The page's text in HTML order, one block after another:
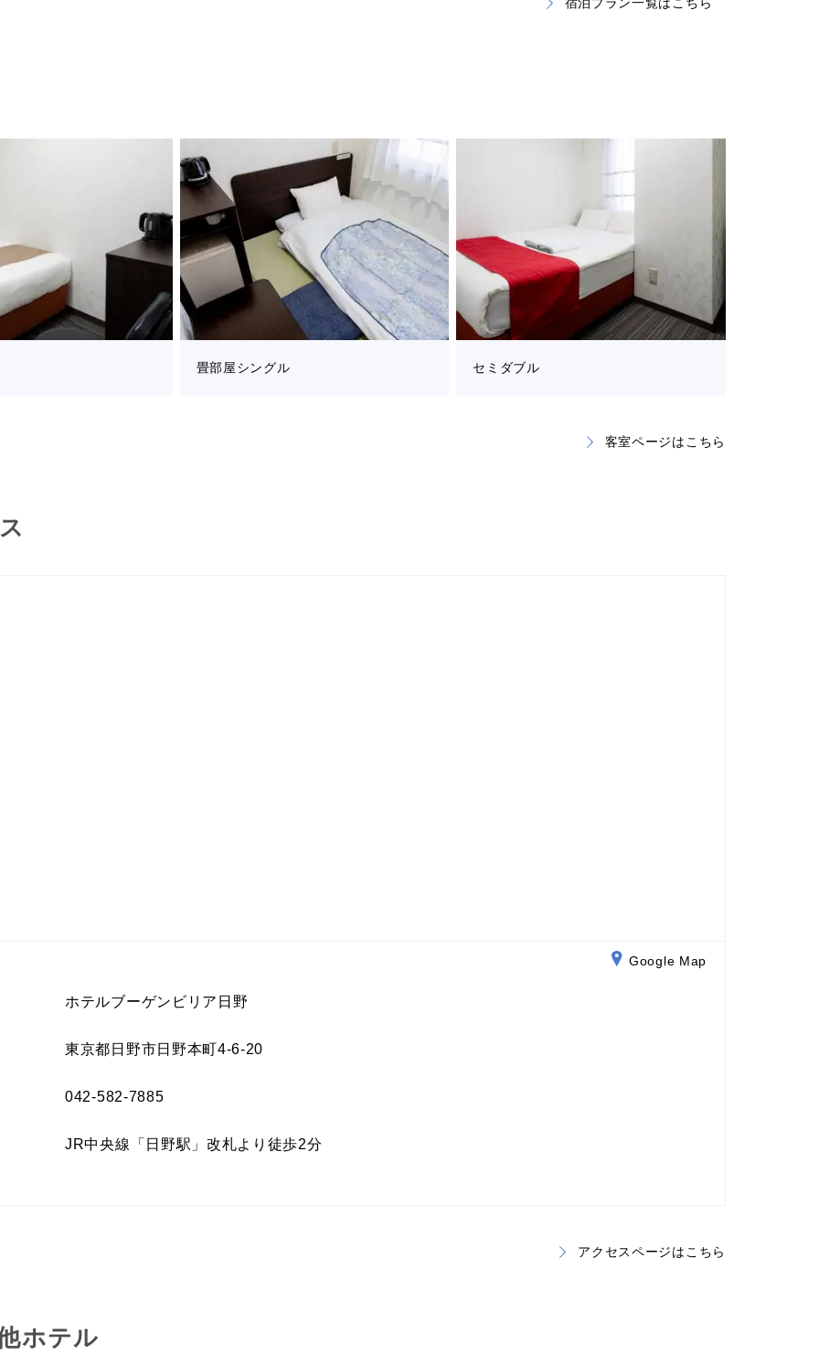
畳部屋シングル セミダブル
客室ページはこちら
Google Map
ホテルブーゲンビリア日野
東京都日野市日野本町4-6-20
042-582-7885
JR中央線「日野駅」改札より徒歩2分
アクセスページはこちら
ホテル